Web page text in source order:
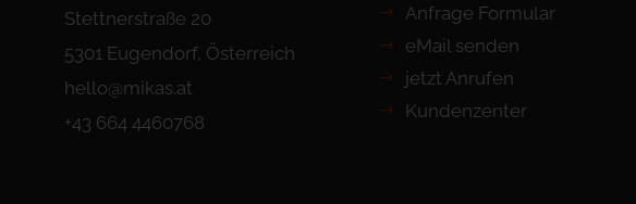
Stettnerstraße 20
5301 Eugendorf, Österreich
hello@mikas.at
+43 664 4460768
Anfrage Formular
eMail senden
jetzt Anrufen
Kundenzenter